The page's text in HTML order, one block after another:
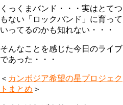
くっくまバンド・・・実はとてつ
もない「ロックバンド」に育って
いってるのかも知れない・・・
そんなことを感じた今日のライブ
であった・・・
＜ カンボジア希望の星プロジェク
トまとめ ＞